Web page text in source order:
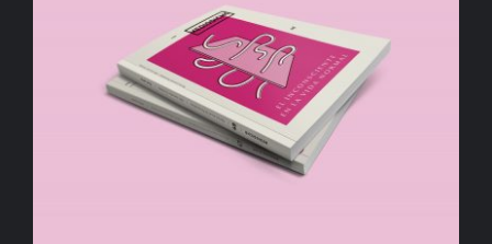
AÑADIR AL CARRITO / DETALLES